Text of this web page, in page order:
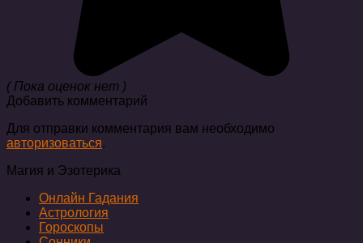
( Пока оценок нет )
Добавить комментарий
Для отправки комментария вам необходимо
авторизоваться.
Магия и Эзотерика
Онлайн Гадания
Астрология
Гороскопы